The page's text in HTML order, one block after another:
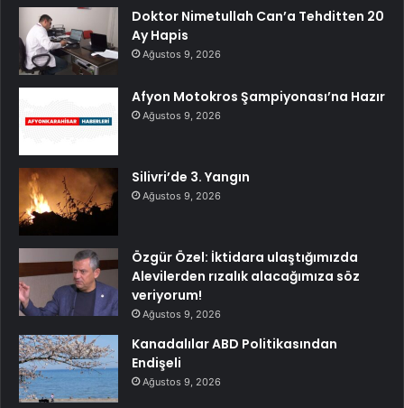
Doktor Nimetullah Can’a Tehditten 20
Ay Hapis
Ağustos 9, 2026
Afyon Motokros Şampiyonası’na Hazır
Ağustos 9, 2026
Silivri’de 3. Yangın
Ağustos 9, 2026
Özgür Özel: İktidara ulaştığımızda
Alevilerden rızalık alacağımıza söz
veriyorum!
Ağustos 9, 2026
Kanadalılar ABD Politikasından
Endişeli
Ağustos 9, 2026